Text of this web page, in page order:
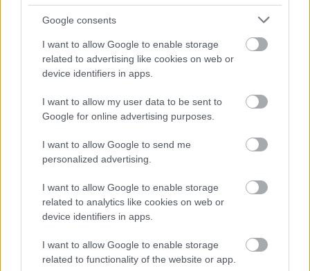
Google consents
I want to allow Google to enable storage
related to advertising like cookies on web or
device identifiers in apps.
I want to allow my user data to be sent to
Google for online advertising purposes.
I want to allow Google to send me
personalized advertising.
I want to allow Google to enable storage
related to analytics like cookies on web or
device identifiers in apps.
I want to allow Google to enable storage
related to functionality of the website or app.
Újabb korábbi F2-es bajnok folytatja a Formula-E-ben
2 napja
Newey biztos benne, hogy Alonso marad az Aston
Martinnál